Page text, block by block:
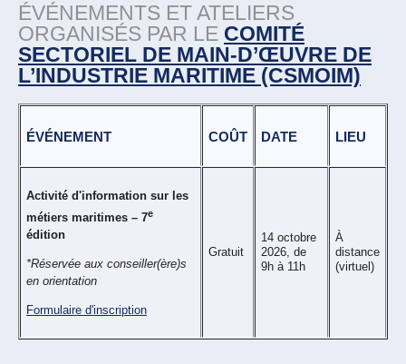
ÉVÉNEMENTS ET ATELIERS
ORGANISÉS PAR LE COMITÉ
SECTORIEL DE MAIN-D’ŒUVRE DE
L’INDUSTRIE MARITIME (CSMOIM)
ÉVÉNEMENT COÛT DATE LIEU
Activité d'information sur les
métiers maritimes – 7e
édition
*Réservée aux conseiller(ère)s
en orientation
Formulaire d'inscription
Gratuit
14 octobre
2026, de
9h à 11h
À
distance
(virtuel)